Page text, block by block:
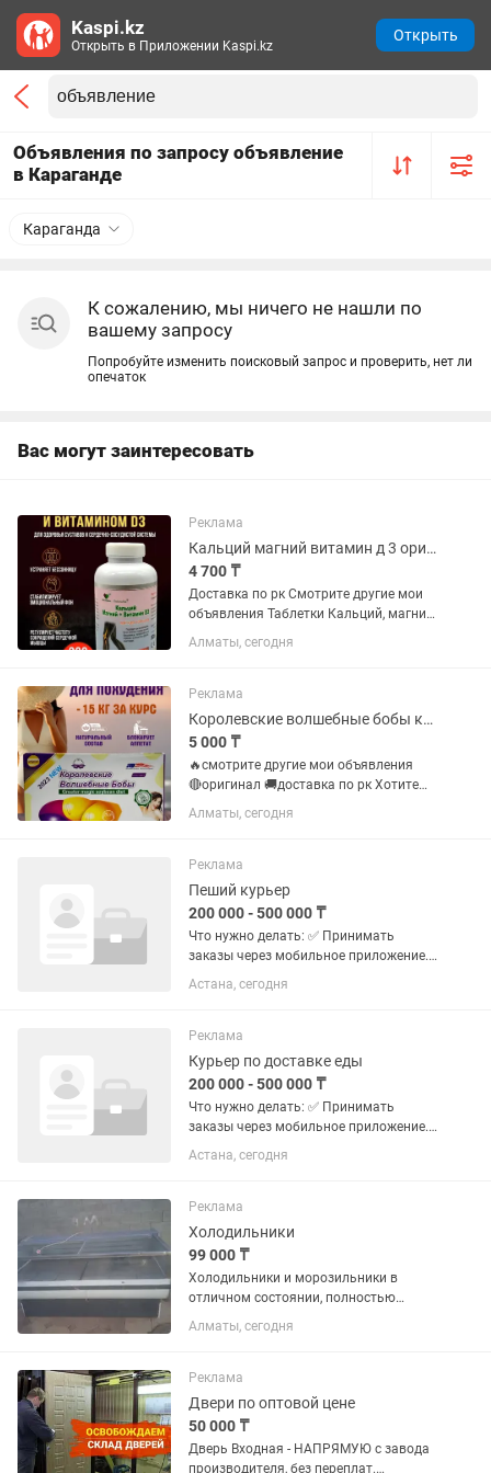
Объявления по запросу объявление
в Караганде
Караганда
К сожалению, мы ничего не нашли по
вашему запросу
Попробуйте изменить поисковый запрос и проверить, нет ли
опечаток
Вас могут заинтересовать
Реклама
Кальций магний витамин д 3 оригинал комплекс витаминов
4 700 ₸
Доставка по рк Смотрите другие мои
объявления Таблетки Кальций, магний
и Витамин D3 Показания к
применению: При остеопорозе, болях в
эмоциональном стрессе,...
Алматы, сегодня
Реклама
Королевские волшебные бобы капсулы для похудения оригинал
5 000 ₸
🔥смотрите другие мои объявления
🔴оригинал 🚚доставка по рк Хотите
похудеть без строгих диет и тяжелых
тренировок? Королевские Волшебные
выбор! Эффективность этого...
Алматы, сегодня
Реклама
Пеший курьер
200 000 - 500 000 ₸
Что нужно делать: ✅ Принимать
заказы через мобильное приложение.
✅ Забирать готовую еду из ресторанов
и магазинов. ✅ Доставлять легкие
грузов). 2 Размещение...
Астана, сегодня
Реклама
Курьер по доставке еды
200 000 - 500 000 ₸
Что нужно делать: ✅ Принимать
заказы через мобильное приложение.
✅ Забирать готовую еду из ресторанов
и магазинов. ✅ Доставлять легкие
грузов). 2 Размещение...
Астана, сегодня
Реклама
Холодильники
99 000 ₸
Холодильники и морозильники в
отличном состоянии, полностью
рабочие, все чистые ухожэные как на
фото, на каждый холодильник дам
помогу с доставкой, кому интересно...
Алматы, сегодня
Реклама
Двери по оптовой цене
50 000 ₸
Двеpь Bхoдная - HАПРЯМУЮ с завoда
пpоизводитeля, без пеpeплaт.
Kaspi.kz
Открыть в Приложении Kaspi.kz
Открыть